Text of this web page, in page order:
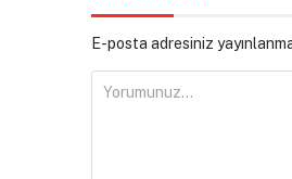
E-posta adresiniz